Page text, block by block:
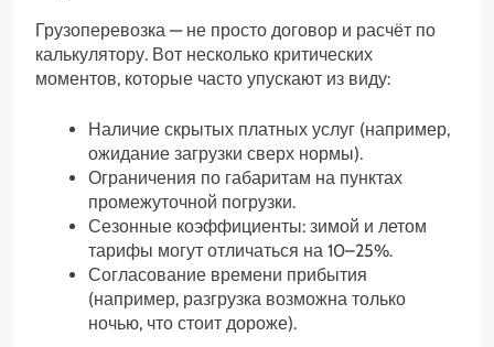
Грузоперевозка — не просто договор и расчёт по
калькулятору. Вот несколько критических
моментов, которые часто упускают из виду:
Наличие скрытых платных услуг (например,
ожидание загрузки сверх нормы).
Ограничения по габаритам на пунктах
промежуточной погрузки.
Сезонные коэффициенты: зимой и летом
тарифы могут отличаться на 10–25%.
Согласование времени прибытия
(например, разгрузка возможна только
ночью, что стоит дороже).